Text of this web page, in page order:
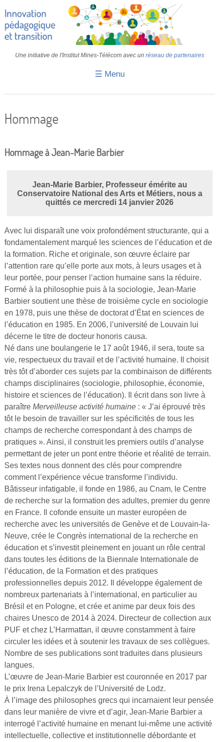
Une initiative de l'Institut Mines-Télécom avec un réseau de partenaires
☰ Menu
Transition
IMT
Colloques
Vidéos
S’inscrire
Se connecter
Hommage
Hommage à Jean-Marie Barbier
Jean-Marie Barbier, Professeur émérite au
Conservatoire National des Arts et Métiers, nous a
quittés ce mercredi 14 janvier 2026
Avec lui disparaît une voix profondément structurante, qui a
fondamentalement marqué les sciences de l’éducation et de
la formation. Riche et originale, son œuvre éclaire par
l’attention rare qu’elle porte aux mots, à leurs usages et à
leur portée, pour penser l’action humaine sans la réduire.
Formé à la philosophie puis à la sociologie, Jean-Marie
Barbier soutient une thèse de troisième cycle en sociologie
en 1978, puis une thèse de doctorat d’État en sciences de
l’éducation en 1985. En 2006, l’université de Louvain lui
décerne le titre de docteur honoris causa.
Né dans une boulangerie le 17 août 1946, il sera, toute sa
vie, respectueux du travail et de l’activité humaine. Il choisit
très tôt d’aborder ces sujets par la combinaison de différents
champs disciplinaires (sociologie, philosophie, économie,
histoire et sciences de l’éducation). Il écrit dans son livre à
paraître Merveilleuse activité humaine: « J’ai éprouvé très
tôt le besoin de travailler sur les spécificités de tous les
champs de recherche correspondant à des champs de
pratiques ». Ainsi, il construit les premiers outils d’analyse
permettant de jeter un pont entre théorie et réalité de terrain.
Ses textes nous donnent des clés pour comprendre
comment l’expérience vécue transforme l’individu.
Bâtisseur infatigable, il fonde en 1986, au Cnam, le Centre
de recherche sur la formation des adultes, premier du genre
en France. Il cofonde ensuite un master européen de
recherche avec les universités de Genève et de Louvain-la-
Neuve, crée le Congrès international de la recherche en
éducation et s’investit pleinement en jouant un rôle central
dans toutes les éditions de la Biennale Internationale de
l’éducation, de la Formation et des pratiques
professionnelles depuis 2012. Il développe également de
nombreux partenariats à l’international, en particulier au
Brésil et en Pologne, et crée et anime par deux fois des
chaires Unesco de 2014 à 2024. Directeur de collection aux
PUF et chez L’Harmattan, il œuvre constamment à faire
circuler les idées et à soutenir les travaux de ses collègues.
Nombre de ses publications sont traduites dans plusieurs
langues.
L’œuvre de Jean-Marie Barbier est couronnée en 2017 par
le prix Irena Lepalczyk de l’Université de Lodz.
À l’image des philosophes grecs qui incarnaient leur pensée
dans leur manière de vivre et d’agir, Jean-Marie Barbier a
interrogé l’activité humaine en menant lui-même une activité
intellectuelle, collective et institutionnelle débordante et